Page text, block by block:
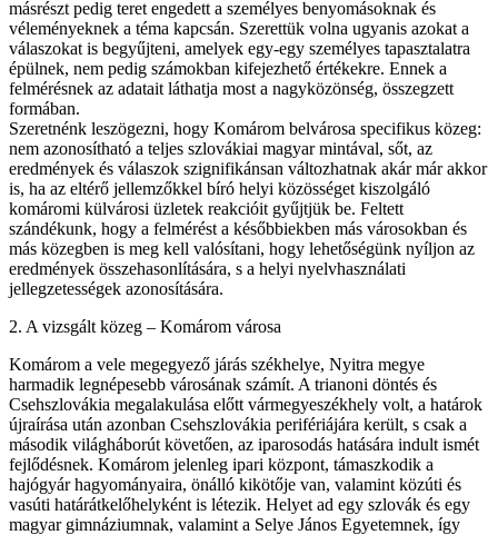
másrészt pedig teret engedett a személyes benyomásoknak és
véleményeknek a téma kapcsán. Szerettük volna ugyanis azokat a
válaszokat is begyűjteni, amelyek egy-egy személyes tapasztalatra
épülnek, nem pedig számokban kifejezhető értékekre. Ennek a
felmérésnek az adatait láthatja most a nagyközönség, összegzett
formában.
Szeretnénk leszögezni, hogy Komárom belvárosa specifikus közeg:
nem azonosítható a teljes szlovákiai magyar mintával, sőt, az
eredmények és válaszok szignifikánsan változhatnak akár már akkor
is, ha az eltérő jellemzőkkel bíró helyi közösséget kiszolgáló
komáromi külvárosi üzletek reakcióit gyűjtjük be. Feltett
szándékunk, hogy a felmérést a későbbiekben más városokban és
más közegben is meg kell valósítani, hogy lehetőségünk nyíljon az
eredmények összehasonlítására, s a helyi nyelvhasználati
jellegzetességek azonosítására.
2. A vizsgált közeg – Komárom városa
Komárom a vele megegyező járás székhelye, Nyitra megye
harmadik legnépesebb városának számít. A trianoni döntés és
Csehszlovákia megalakulása előtt vármegyeszékhely volt, a határok
újraírása után azonban Csehszlovákia perifériájára került, s csak a
második világháborút követően, az iparosodás hatására indult ismét
fejlődésnek. Komárom jelenleg ipari központ, támaszkodik a
hajógyár hagyományaira, önálló kikötője van, valamint közúti és
vasúti határátkelőhelyként is létezik. Helyet ad egy szlovák és egy
magyar gimnáziumnak, valamint a Selye János Egyetemnek, így